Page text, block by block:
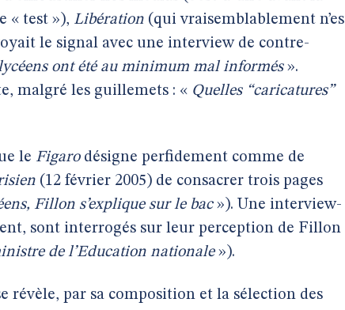
« test »), Libération (qui vraisemblablement
le signal avec une interview de contre-
ont été au minimum mal informés».
malgré les guillemets : « Quelles “caricatures”
le Figarodésigne perfidement comme de
(12 février 2005) de consacrer trois pages
Fillon s’explique sur le bac»). Une interview-
sont interrogés sur leur perception de Fillon
de l’Education nationale»).
révèle, par sa composition et la sélection des